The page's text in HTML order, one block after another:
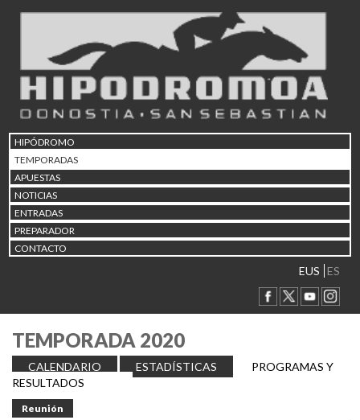
HIPÓDROMO
TEMPORADAS
APUESTAS
NOTICIAS
ENTRADAS
PREPARADOR
CONTACTO
EUS ES
TEMPORADA 2020
CALENDARIO ESTADÍSTICAS
PROGRAMAS Y
RESULTADOS
Reunión